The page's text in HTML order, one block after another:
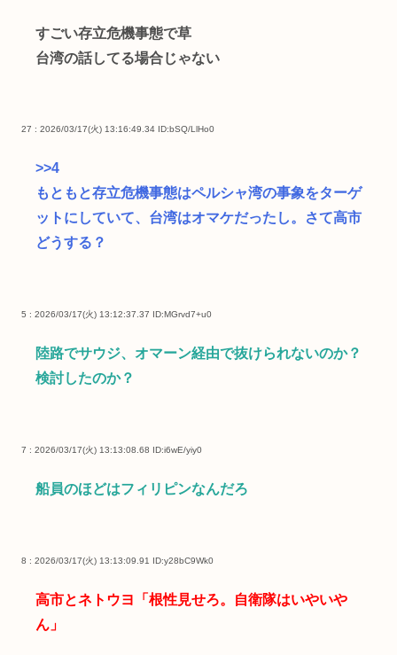
すごい存立危機事態で草
台湾の話してる場合じゃない
27 : 2026/03/17(火) 13:16:49.34 ID:bSQ/LlHo0
>>4
もともと存立危機事態はペルシャ湾の事象をターゲ
ットにしていて、台湾はオマケだったし。さて高市
どうする？
5 : 2026/03/17(火) 13:12:37.37 ID:MGrvd7+u0
陸路でサウジ、オマーン経由で抜けられないのか？
検討したのか？
7 : 2026/03/17(火) 13:13:08.68 ID:i6wE/yiy0
船員のほどはフィリピンなんだろ
8 : 2026/03/17(火) 13:13:09.91 ID:y28bC9Wk0
高市とネトウヨ「根性見せろ。自衛隊はいやいや
ん」